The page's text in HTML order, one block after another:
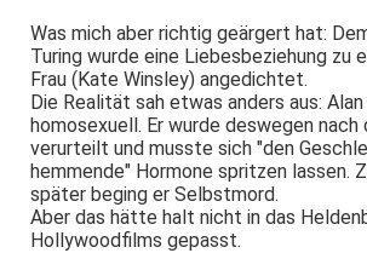
Was mich aber richtig geärgert hat:
Turing wurde eine Liebesbeziehung zu
Frau (Kate Winsley) angedichtet.
Die Realität sah etwas anders aus:
homosexuell. Er wurde deswegen nach
verurteilt und musste sich "den
hemmende" Hormone spritzen lassen.
später beging er Selbstmord.
Aber das hätte halt nicht in das
Hollywoodfilms gepasst.